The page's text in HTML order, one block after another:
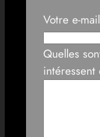
Votre e-mail
Quelles
intéressent